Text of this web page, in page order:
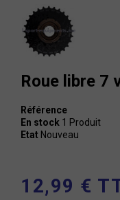
Roue libre 7
Référence
En stock 1 Produit
Etat Nouveau
12,99 €